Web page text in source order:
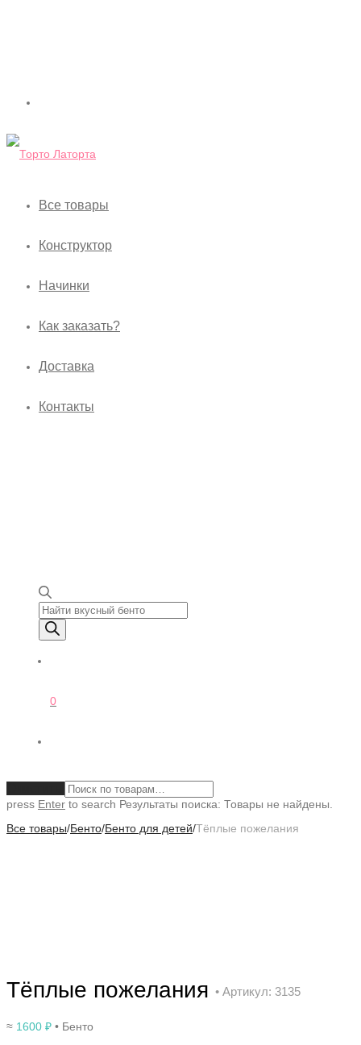
Все товары
Конструктор
Начинки
Как заказать?
Доставка
Контакты
Поиск товаров
0
press Enter to search Результаты поиска: Товары не найдены.
Все товары/Бенто/Бенто для детей/Тёплые пожелания
Тёплые пожелания • Артикул: 3135
≈ 1600 ₽ • Бенто